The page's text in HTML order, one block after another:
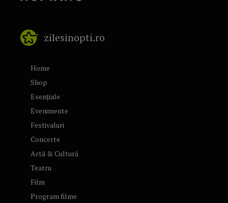
zilesinopti.ro
Home
Shop
Esențiale
Evenimente
Festivaluri
Concerte
Artă & Cultură
Teatru
Film
Program filme